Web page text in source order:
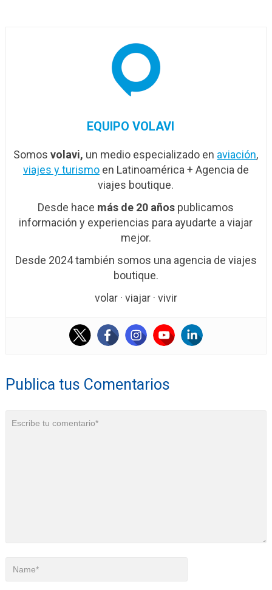
EQUIPO VOLAVI
Somosvolavi, un medio especializado en aviación,
viajes y turismoen Latinoamérica + Agencia de
viajes boutique.
Desde hace más de 20 años publicamos
información y experiencias para ayudarte a viajar
mejor.
Desde 2024 también somos una agencia de viajes
boutique.
volar · viajar · vivir
Publica tus Comentarios